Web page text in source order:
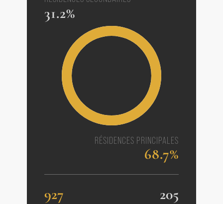
31.2%
RÉSIDENCES PRINCIPALES
68.7%
927 205